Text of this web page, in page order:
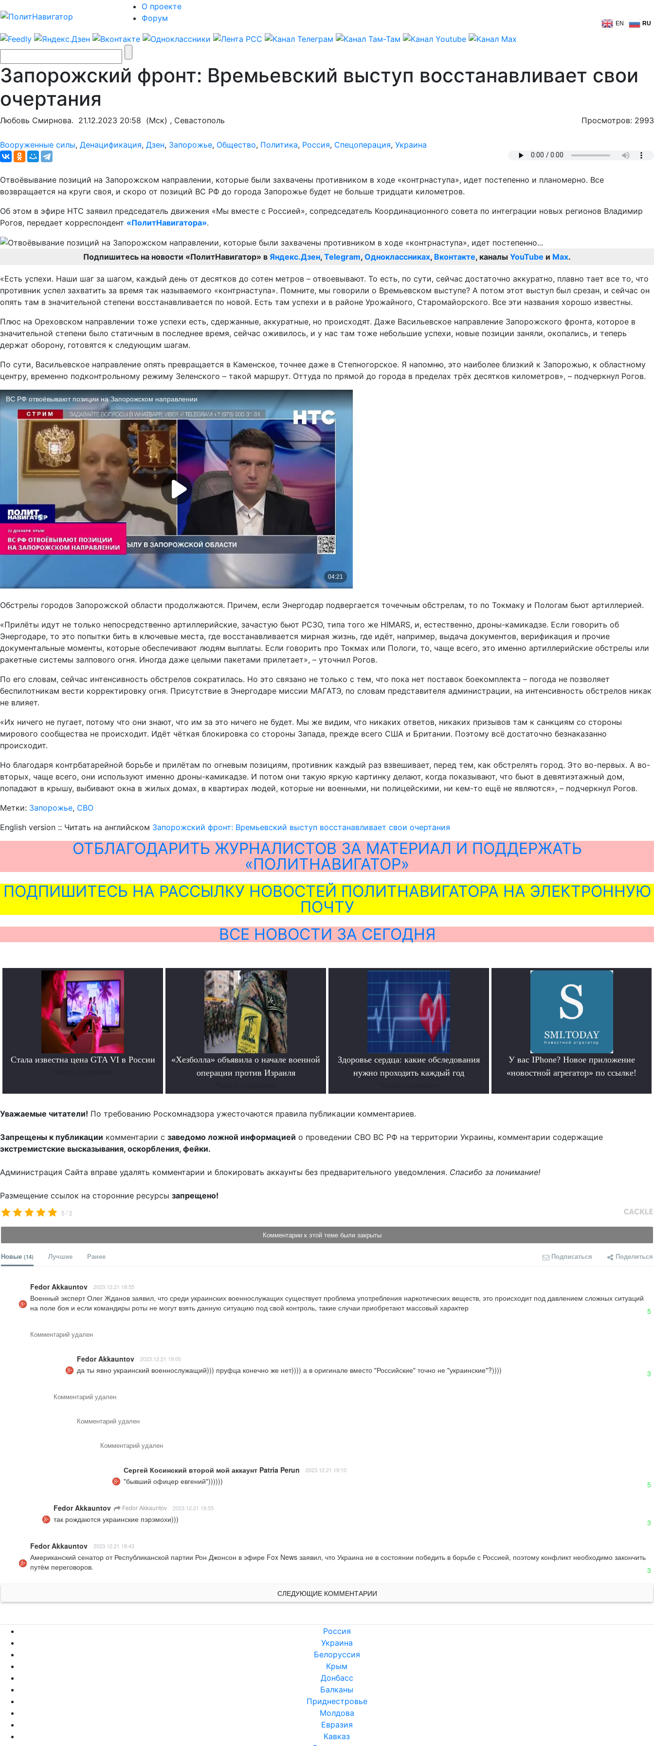
О проекте
Форум
EN RU
Запорожский фронт: Времьевский выступ восстанавливает свои
очертания
Любовь Смирнова. 21.12.2023 20:58 (Мск) , Севастополь Просмотров: 2993
Вооруженные силы, Денацификация, Дзен, Запорожье, Общество, Политика, Россия, Спецоперация, Украина
Отвоёвывание позиций на Запорожском направлении, которые были захвачены противником в ходе «контрнаступа», идет постепенно и планомерно. Все
возвращается на круги своя, и скоро от позиций ВС РФ до города Запорожье будет не больше тридцати километров.
Об этом в эфире НТС заявил председатель движения «Мы вместе с Россией», сопредседатель Координационного совета по интеграции новых регионов Владимир
Рогов, передает корреспондент «ПолитНавигатора».
Подпишитесь на новости «ПолитНавигатор» в Яндекс.Дзен, Telegram, Одноклассниках, Вконтакте, каналы YouTube и Max.
«Есть успехи. Наши шаг за шагом, каждый день от десятков до сотен метров – отвоевывают. То есть, по сути, сейчас достаточно аккуратно, плавно тает все то, что
противник успел захватить за время так называемого «контрнаступа». Помните, мы говорили о Времьевском выступе? А потом этот выступ был срезан, и сейчас он
опять там в значительной степени восстанавливается по новой. Есть там успехи и в районе Урожайного, Старомайорского. Все эти названия хорошо известны.
Плюс на Ореховском направлении тоже успехи есть, сдержанные, аккуратные, но происходят. Даже Васильевское направление Запорожского фронта, которое в
значительной степени было статичным в последнее время, сейчас оживилось, и у нас там тоже небольшие успехи, новые позиции заняли, окопались, и теперь
держат оборону, готовятся к следующим шагам.
По сути, Васильевское направление опять превращается в Каменское, точнее даже в Степногорское. Я напомню, это наиболее близкий к Запорожью, к областному
центру, временно подконтрольному режиму Зеленского – такой маршрут. Оттуда по прямой до города в пределах трёх десятков километров», – подчеркнул Рогов.
Обстрелы городов Запорожской области продолжаются. Причем, если Энергодар подвергается точечным обстрелам, то по Токмаку и Пологам бьют артиллерией.
«Прилёты идут не только непосредственно артиллерийские, зачастую бьют РСЗО, типа того же HIMARS, и, естественно, дроны-камикадзе. Если говорить об
Энергодаре, то это попытки бить в ключевые места, где восстанавливается мирная жизнь, где идёт, например, выдача документов, верификация и прочие
документальные моменты, которые обеспечивают людям выплаты. Если говорить про Токмах или Пологи, то, чаще всего, это именно артиллерийские обстрелы или
ракетные системы залпового огня. Иногда даже целыми пакетами прилетает», – уточнил Рогов.
По его словам, сейчас интенсивность обстрелов сократилась. Но это связано не только с тем, что пока нет поставок боекомплекта – погода не позволяет
беспилотникам вести корректировку огня. Присутствие в Энергодаре миссии МАГАТЭ, по словам представителя администрации, на интенсивность обстрелов никак
не влияет.
«Их ничего не пугает, потому что они знают, что им за это ничего не будет. Мы же видим, что никаких ответов, никаких призывов там к санкциям со стороны
мирового сообщества не происходит. Идёт чёткая блокировка со стороны Запада, прежде всего США и Британии. Поэтому всё достаточно безнаказанно
происходит.
Но благодаря контрбатарейной борьбе и прилётам по огневым позициям, противник каждый раз взвешивает, перед тем, как обстрелять город. Это во-первых. А во-
вторых, чаще всего, они используют именно дроны-камикадзе. И потом они такую яркую картинку делают, когда показывают, что бьют в девятиэтажный дом,
попадают в крышу, выбивают окна в жилых домах, в квартирах людей, которые ни военными, ни полицейскими, ни кем-то ещё не являются», – подчеркнул Рогов.
Метки: Запорожье, СВО
English version :: Читать на английском Запорожский фронт: Времьевский выступ восстанавливает свои очертания
ОТБЛАГОДАРИТЬ ЖУРНАЛИСТОВ ЗА МАТЕРИАЛ И ПОДДЕРЖАТЬ
«ПОЛИТНАВИГАТОР»
ПОДПИШИТЕСЬ НА РАССЫЛКУ НОВОСТЕЙ ПОЛИТНАВИГАТОРА НА ЭЛЕКТРОННУЮ
ПОЧТУ
ВСЕ НОВОСТИ ЗА СЕГОДНЯ
Стала известна цена GTA VI в России
«Хезболла» объявила о начале военной
операции против Израиля
Здоровье сердца: какие обследования
нужно проходить каждый год
У вас IPhone? Новое приложение
«новостной агрегатор» по ссылке!
Уважаемые читатели! По требованию Роскомнадзора ужесточаются правила публикации комментариев.
Запрещены к публикации комментарии с заведомо ложной информацией о проведении СВО ВС РФ на территории Украины, комментарии содержащие
экстремистские высказывания, оскорбления, фейки.
Администрация Сайта вправе удалять комментарии и блокировать аккаунты без предварительного уведомления. Спасибо за понимание!
Размещение ссылок на сторонние ресурсы запрещено!
5 /2
Комментарии к этой теме были закрыты
Новые (14) Лучшие Ранее Подписаться Поделиться
Fedor Akkauntov 2023.12.21 18:55
Военный эксперт Олег Жданов заявил, что среди украинских военнослужащих существует проблема употребления наркотических веществ, это происходит под давлением сложных ситуаций
на поле боя и если командиры роты не могут взять данную ситуацию под свой контроль, такие случаи приобретают массовый характер
5
Комментарий удален
Fedor Akkauntov 2023.12.21 19:00
да ты явно украинский военнослужащий))) пруфца конечно же нет)))) а в оригинале вместо "Российские" точно не "украинские"?)))) 3
Комментарий удален
Комментарий удален
Комментарий удален
Сергей Косинский второй мой аккаунт Patria Perun 2023.12.21 19:10
"бывший офицер евгений")))))) 5
Fedor Akkauntov Fedor Akkauntov 2023.12.21 18:55
так рождаются украинские пэрэмохи))) 3
Fedor Akkauntov 2023.12.21 18:43
Американский сенатор от Республиканской партии Рон Джонсон в эфире Fox News заявил, что Украина не в состоянии победить в борьбе с Россией, поэтому конфликт необходимо закончить
путём переговоров.
3
СЛЕДУЮЩИЕ КОММЕНТАРИИ
Россия
Украина
Белоруссия
Крым
Донбасс
Балканы
Приднестровье
Молдова
Евразия
Кавказ